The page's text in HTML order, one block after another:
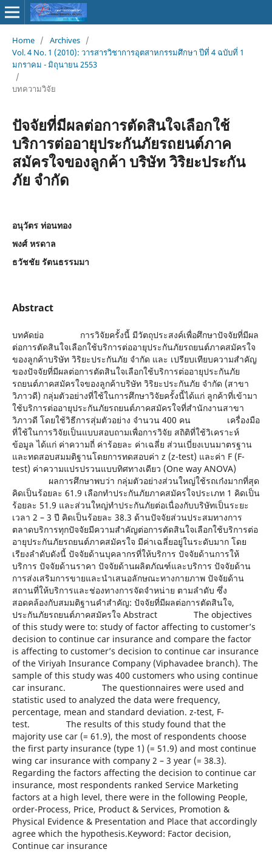
Home / Archives /
Vol. 4 No. 1 (2010): วารสารวิชาการอุตสาหกรรมศึกษา ปีที่ 4 ฉบับที่ 1
มกราคม - มิถุนายน 2553
/
บทความวิจัย
ปัจจัยที่มีผลต่อการตัดสินใจเลือกใช้
บริการต่ออายุประกันภัยรถยนต์ภาค
สมัครใจของลูกค้า บริษัท วิริยะประกัน
ภัย จำกัด
อนุวัตร ท่อนทอง
พงศ์ หรดาล
ธวัชชัย รัตนธรรมมา
Abstract
บทคัดย่อ การวิจัยครั้งนี้ มีวัตถุประสงค์เพื่อศึกษาปัจจัยที่มีผล
ต่อการตัดสินใจเลือกใช้บริการต่ออายุประกันภัยรถยนต์ภาคสมัครใจ
ของลูกค้าบริษัท วิริยะประกันภัย จำกัด และ เปรียบเทียบความสำคัญ
ของปัจจัยที่มีผลต่อการตัดสินใจเลือกใช้บริการต่ออายุประกันภัย
รถยนต์ภาคสมัครใจของลูกค้าบริษัท วิริยะประกันภัย จำกัด (สาขา
วิภาวดี) กลุ่มตัวอย่างที่ใช้ในการศึกษาวิจัยครั้งนี้ได้แก่ ลูกค้าที่เข้ามา
ใช้บริการต่ออายุประกันภัยรถยนต์ภาคสมัครใจที่สำนักงานสาขา
วิภาวดี โดยใช้วิธีการสุ่มตัวอย่าง จำนวน 400 คน เครื่องมือ
ที่ใช้ในการวิจัยเป็นแบบสอบถามเพื่อการวิจัย สถิติที่ใช้วิเคราะห์
ข้อมูล ได้แก่ ค่าความถี่ ค่าร้อยละ ค่าเฉลี่ย ส่วนเบี่ยงเบนมาตรฐาน
และทดสอบสมมติฐานโดยการทดสอบค่า z (z-test) และค่า F (F-
test) ค่าความแปรปรวนแบบทิศทางเดียว (One way ANOVA)
ผลการศึกษาพบว่า กลุ่มตัวอย่างส่วนใหญ่ใช้รถเก๋งมากที่สุด
คิดเป็นร้อยละ 61.9 เลือกทำประกันภัยภาคสมัครใจประเภท 1 คิดเป็น
ร้อยละ 51.9 และส่วนใหญ่ทำประกันภัยต่อเนื่องกับบริษัทเป็นระยะ
เวลา 2 – 3 ปี คิดเป็นร้อยละ 38.3 ด้านปัจจัยส่วนประสมทางการ
ตลาดบริการทุกปัจจัยมีความสำคัญต่อการตัดสินใจเลือกใช้บริการต่อ
อายุประกันภัยรถยนต์ภาคสมัครใจ มีค่าเฉลี่ยอยู่ในระดับมาก โดย
เรียงลำดับดังนี้ ปัจจัยด้านบุคลากรที่ให้บริการ ปัจจัยด้านการให้
บริการ ปัจจัยด้านราคา ปัจจัยด้านผลิตภัณฑ์และบริการ ปัจจัยด้าน
การส่งเสริมการขายและนำเสนอลักษณะทางกายภาพ ปัจจัยด้าน
สถานที่ให้บริการและช่องทางการจัดจำหน่าย ตามลำดับ ซึ่ง
สอดคล้องกับสมมติฐานคำสำคัญ: ปัจจัยที่มีผลต่อการตัดสินใจ,
ประกันภัยรถยนต์ภาคสมัครใจ Abstract The objectives
of this study were to: study of factor affecting to customer’s
decision to continue car insurance and compare the factor
is affecting to customer’s decision to continue car insurance
of the Viriyah Insurance Company (Viphavadee branch). The
sample of this study was 400 customers who using continue
car insuranc. The questionnaires were used and
statistic used to analyzed the data were frequency,
percentage, mean and standard deviation. z-test, F-
test. The results of this study found that the
majority use car (= 61.9), the most of respondents choose
the first party insurance (type 1) (= 51.9) and most continue
wing car insurance with company 2 – 3 year (= 38.3).
Regarding the factors affecting the decision to continue car
insurance, most respondents ranked Service Marketing
factors at a high level, there were in the following People,
order-Process, Price, Product & Services, Promotion &
Physical Evidence & Presentation and Place that accordingly
agree which the hypothesis.Keyword: Factor decision,
Continue car insurance